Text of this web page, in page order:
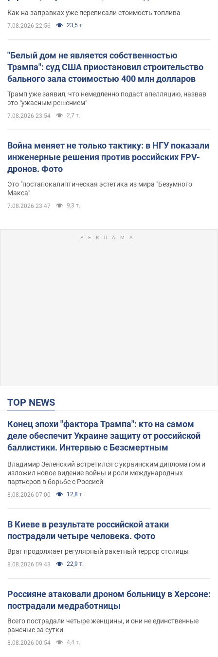
Как на заправках уже переписали стоимость топлива
7.08.2026 22:56 23,5 т.
"Белый дом не является собственностью
Трампа": суд США приостановил строительство
бального зала стоимостью 400 млн долларов
Трамп уже заявил, что немедленно подаст апелляцию, назвав
это "ужасным решением"
7.08.2026 23:54 2,7 т.
Война меняет не только тактику: в НГУ показали
инженерные решения против российских FPV-
дронов. Фото
Это "постапокалиптическая эстетика из мира "Безумного
Макса"
7.08.2026 23:47 9,3 т.
TOP NEWS
Конец эпохи "фактора Трампа": кто на самом
деле обеспечит Украине защиту от российской
баллистики. Интервью с Безсмертным
Владимир Зеленский встретился с украинским дипломатом и
изложил новое видение войны и роли международных
партнеров в борьбе с Россией
8.08.2026 07:00 12,8 т.
В Киеве в результате российской атаки
пострадали четыре человека. Фото
Враг продолжает регулярный ракетный террор столицы
8.08.2026 09:43 22,9 т.
Россияне атаковали дроном больницу в Херсоне:
пострадали медработницы
Всего пострадали четыре женщины, и они не единственные
раненые за сутки
8.08.2026 00:54 4,4 т.